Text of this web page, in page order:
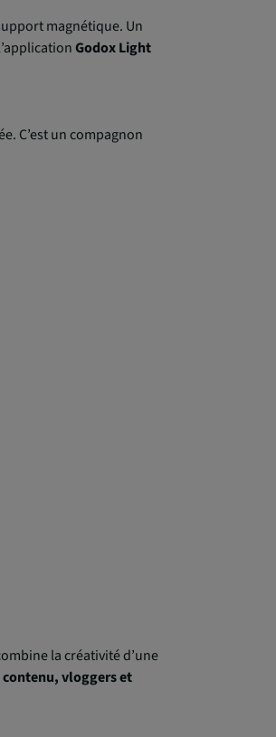
magnétique. Un
Godox Light
C’est un compagnon
la créativité d’une
contenu, vloggers et